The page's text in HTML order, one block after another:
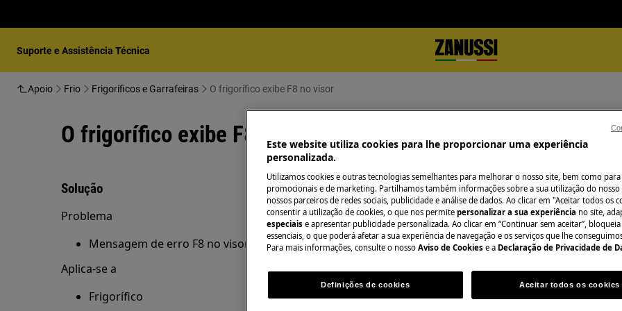
Suporte e Assistência Técnica
Apoio Frio Frigoríficos e Garrafeiras O frigorífico exibe F8 no visor
O frigorífico exibe F8 no visor
Solução
Problema
Mensagem de erro F8 no visor do meu frigorífico
Aplica-se a
Frigorífico
Precisa de
Não se
assistência
Marcar serviço
Este website utiliza cookies para lhe proporcionar uma experiência
personalizada.
Utilizamos cookies e outras tecnologias semelhantes para melhorar o nosso site, bem como
promocionais e de marketing. Partilhamos também informações sobre a sua utilização do nosso
nossos parceiros de redes sociais, publicidade e análise de dados. Ao clicar em "Aceitar todos os
consentir a utilização de cookies, o que nos permite personalizar a sua experiência no site,
especiais e apresentar publicidade personalizada. Ao clicar em “Continuar sem aceitar”,
essenciais, o que poderá afetar a sua experiência de navegação e os serviços que lhe
Para mais informações, consulte o nosso Aviso de Cookies e a Declaração de Privacidade de
Definições de cookies Aceitar todos os cookies